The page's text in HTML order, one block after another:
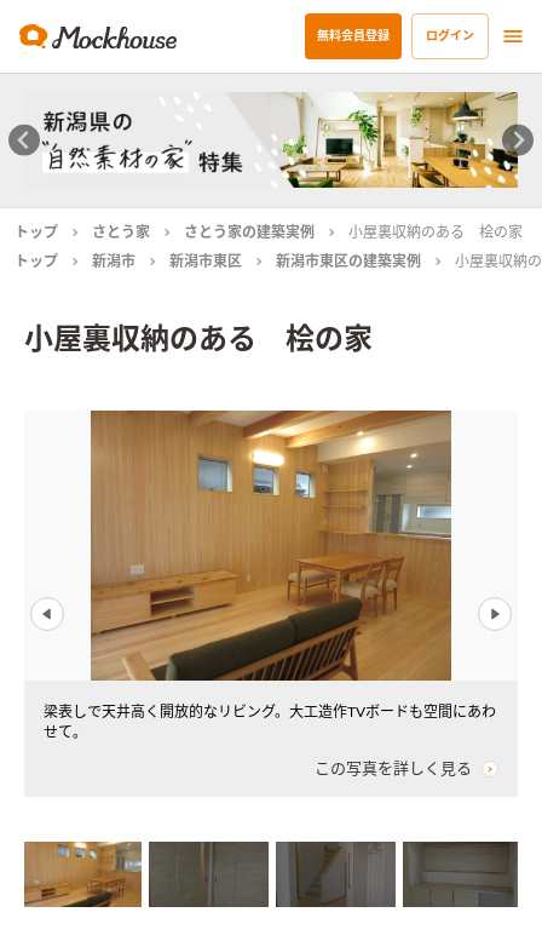
無料会員登録 ログイン
トップ さとう家 さとう家の建築実例
小屋裏収納のある 桧の家
トップ
新潟市 新潟市東区 新潟市東区の建築実例 小屋裏収納
小屋裏収納のある 桧の家
梁表しで天井高く開放的なリビング。大工造作TVボードも空間にあわ
せて。
この写真を詳しく見る